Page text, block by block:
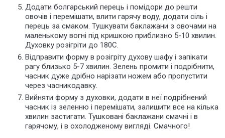
Додати болгарський перець і помідори до решти
овочів і перемішати, влити гарячу воду, додати сіль і
перець за смаком. Тушкувати баклажани з овочами на
маленькому вогні під кришкою приблизно 5-10 хвилин.
Духовку розігріти до 180С.
Відправити форму в розігріту духову шафу і запікати
рагу близько 5-7 хвилин. Зелень промити і подрібнити,
часник дуже дрібно нарізати ножем або пропустити
через часникодавку.
Вийняти форму з духовки, додати в неї подрібнений
часник із зеленню і перемішати, залишити все на кілька
хвилин застигати. Тушковані баклажани смачні і в
гарячому, і в охолодженому вигляді. Смачного!